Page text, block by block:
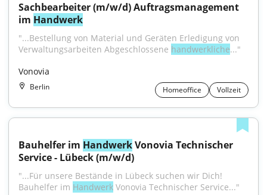
Sachbearbeiter (m/w/d) Auftragsmanagement
im Handwerk
"...Bestellung von Material und Geräten Erledigung von
Verwaltungsarbeiten Abgeschlossene handwerkliche..."
Vonovia
Berlin Homeoffice Vollzeit
Bauhelfer im Handwerk Vonovia Technischer
Service - Lübeck (m/w/d)
"...Für unsere Bestände in Lübeck suchen wir Dich!
Bauhelfer im Handwerk Vonovia Technischer Service..."